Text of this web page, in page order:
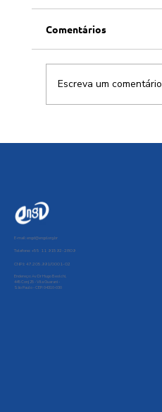
Comentários
Escreva um comentário
E-mail:engd@engd.org.br
Telefone: +55 11 91592-2809
CNPJ: 47.205.991/0001-02
Endereço: Av Dr Hugo Beolchi,
445 Conj 25 - Vila Guarani -
São Paulo - CEP: 04310-030